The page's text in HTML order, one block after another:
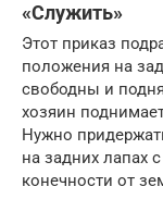
«Служить»
Этот приказ
положения на
свободны и
хозяин
Нужно
на задних лапах
конечности от